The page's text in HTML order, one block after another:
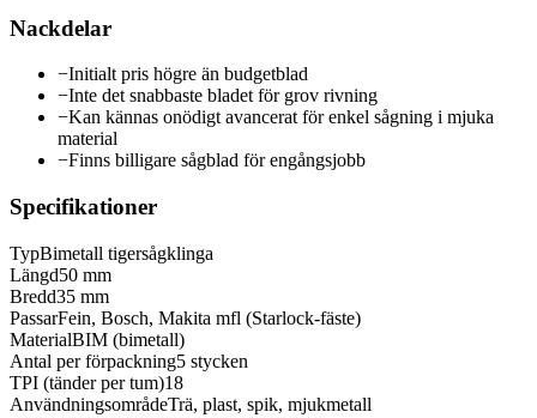
Nackdelar
−Initialt pris högre än budgetblad
−Inte det snabbaste bladet för grov rivning
−Kan kännas onödigt avancerat för enkel sågning i mjuka
material
−Finns billigare sågblad för engångsjobb
Specifikationer
TypBimetall tigersågklinga
Längd50 mm
Bredd35 mm
PassarFein, Bosch, Makita mfl (Starlock-fäste)
MaterialBIM (bimetall)
Antal per förpackning5 stycken
TPI (tänder per tum)18
AnvändningsområdeTrä, plast, spik, mjukmetall